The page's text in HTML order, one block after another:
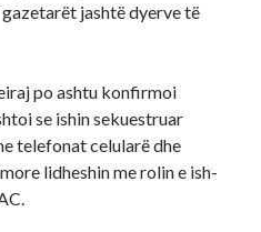
gazetarët jashtë dyerve të
po ashtu konfirmoi
se ishin sekuestruar
telefonat celularë dhe
lidheshin me rolin e ish-